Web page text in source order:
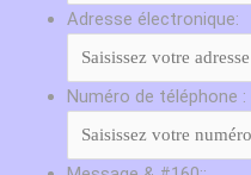
Adresse électronique:
Numéro de téléphone :